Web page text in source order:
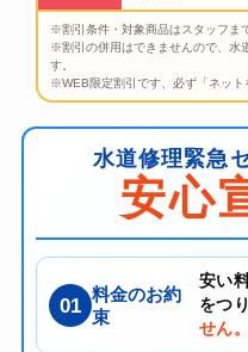
※割引条件・対象商品はスタッフま
※割引の併用はできませんので、水
す。
※WEB限定割引です、必ず「ネット
水道修理緊急
安心
01 料金のお約
束
安い
をつ
せん。